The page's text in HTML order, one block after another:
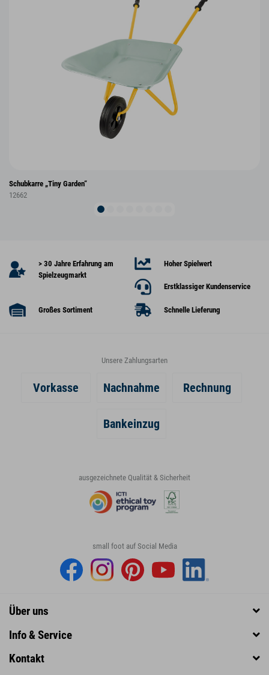
Schubkarre „Tiny Garden“
12662
> 30 Jahre Erfahrung am
Spielzeugmarkt
Hoher Spielwert
Erstklassiger Kundenservice
Großes Sortiment Schnelle Lieferung
Unsere Zahlungsarten
Vorkasse Nachnahme Rechnung
Bankeinzug
ausgezeichnete Qualität & Sicherheit
small foot auf Social Media
Über uns
Info & Service
Kontakt